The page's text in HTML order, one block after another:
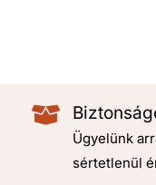
Ügyelünk
sértetlenül